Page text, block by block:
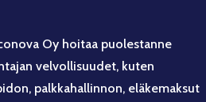
Oy hoitaa puolestanne
velvollisuudet, kuten
palkkahallinnon, eläkemaksut